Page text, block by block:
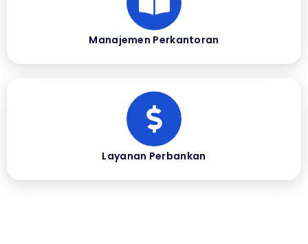
Manajemen Perkantoran
Layanan Perbankan